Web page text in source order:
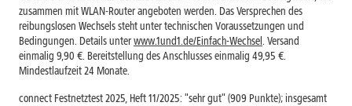
zusammen mit WLAN-Router angeboten werden. Das Versprechen des
reibungslosen Wechsels steht unter technischen Voraussetzungen und
Bedingungen. Details unterwww.1und1.de/Einfach-Wechsel. Versand
einmalig 9,90 €. Bereitstellung des Anschlusses einmalig 49,95 €.
Mindestlaufzeit 24 Monate.
connect Festnetztest 2025, Heft 11/2025: "sehr gut" (909 Punkte); insgesamt